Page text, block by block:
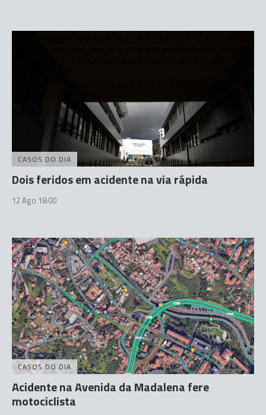
CASOS DO DIA
Dois feridos em acidente na via rápida
12 Ago 18:00
CASOS DO DIA
Acidente na Avenida da Madalena fere
motociclista